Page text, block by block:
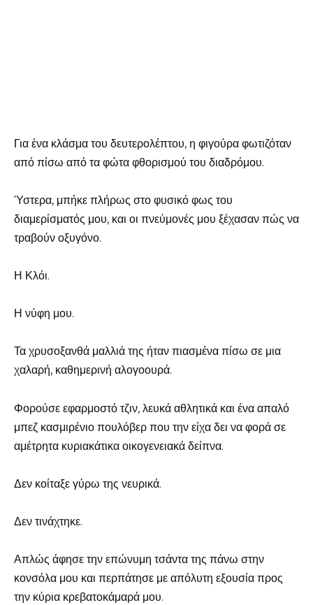
Για ένα κλάσμα του δευτερολέπτου, η φιγούρα φωτιζόταν
από πίσω από τα φώτα φθορισμού του διαδρόμου.
Ύστερα, μπήκε πλήρως στο φυσικό φως του
διαμερίσματός μου, και οι πνεύμονές μου ξέχασαν πώς να
τραβούν οξυγόνο.
Η Κλόι.
Η νύφη μου.
Τα χρυσοξανθά μαλλιά της ήταν πιασμένα πίσω σε μια
χαλαρή, καθημερινή αλογοουρά.
Φορούσε εφαρμοστό τζιν, λευκά αθλητικά και ένα απαλό
μπεζ κασμιρένιο πουλόβερ που την είχα δει να φορά σε
αμέτρητα κυριακάτικα οικογενειακά δείπνα.
Δεν κοίταξε γύρω της νευρικά.
Δεν τινάχτηκε.
Απλώς άφησε την επώνυμη τσάντα της πάνω στην
κονσόλα μου και περπάτησε με απόλυτη εξουσία προς
την κύρια κρεβατοκάμαρά μου.